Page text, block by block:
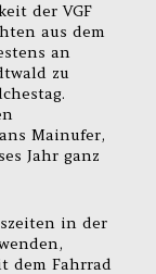
der VGF
aus dem
an
zu
Mainufer,
Jahr ganz
in der
dem Fahrrad